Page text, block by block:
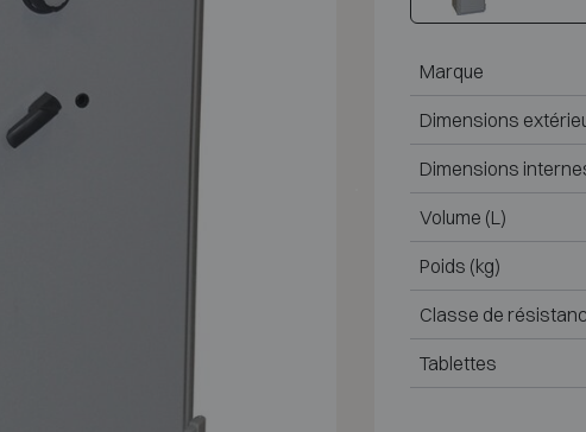
Marque
Dimensions
Dimensions
Volume (L)
Poids (kg)
Classe de
Tablettes